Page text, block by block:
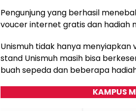
Pengunjung yang berhasil
voucer internet gratis dan hadiah
Unismuh tidak hanya
stand Unismuh masih bisa
buah sepeda dan beberapa
KAMPUS